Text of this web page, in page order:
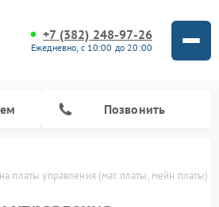
+7 (382) 248-97-26
Ежедневно, с 10:00 до 20:00
Позвонить
платы управления (мат.платы, мейн платы)